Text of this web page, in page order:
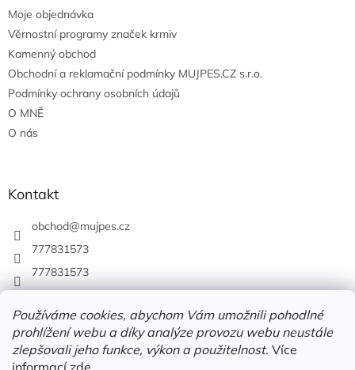
Používáme cookies, abychom Vám umožnili pohodlné
prohlížení webu a díky analýze provozu webu neustále
zlepšovali jeho funkce, výkon a použitelnost. Více
informacízde
Moje objednávka
Věrnostní programy značek krmiv
Kamenný obchod
Obchodní a reklamační podmínky MUJPES.CZ s.r.o.
Podmínky ochrany osobních údajů
O MNĚ
O nás
Kontakt
obchod@mujpes.cz
777831573
777831573